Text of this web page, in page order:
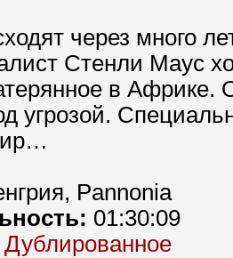
через много
Стенли Маус
в
угрозой.
Pannonia
01:30:09
Дублированное